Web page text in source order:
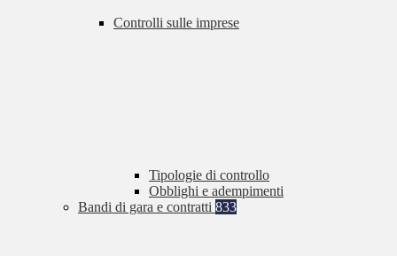
Controlli sulle imprese
Tipologie di controllo
Obblighi e adempimenti
Bandi di gara e contratti 833